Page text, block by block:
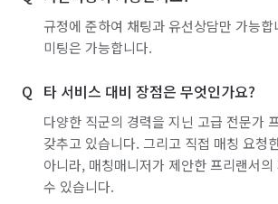
규정에 준하여 채팅과 유선상담만 가능합
미팅은 가능합니다.
타 서비스 대비 장점은 무엇인가요?
다양한 직군의 경력을 지닌 고급 전문가
갖추고 있습니다. 그리고 직접 매칭 요청
아니라, 매칭매니저가 제안한 프리랜서
수 있습니다.